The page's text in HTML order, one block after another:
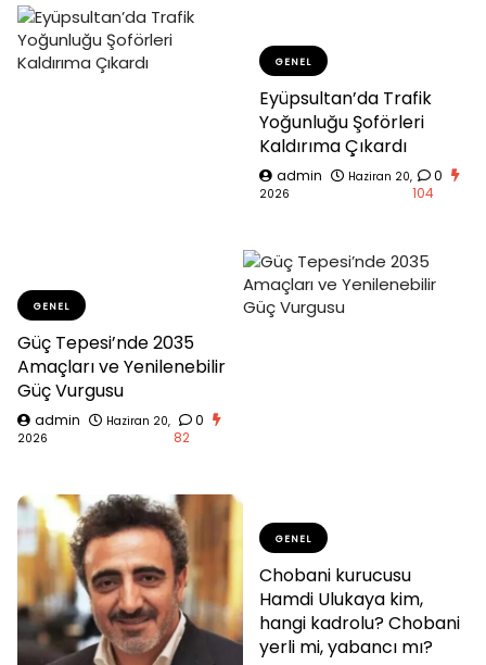
GENEL
Eyüpsultan’da Trafik
Yoğunluğu Şoförleri
Kaldırıma Çıkardı
admin
Haziran 20,
2026
0
104
GENEL
Güç Tepesi’nde 2035
Amaçları ve Yenilenebilir
Güç Vurgusu
admin
Haziran 20,
2026
0
82
GENEL
Chobani kurucusu
Hamdi Ulukaya kim,
hangi kadrolu? Chobani
yerli mi, yabancı mı?